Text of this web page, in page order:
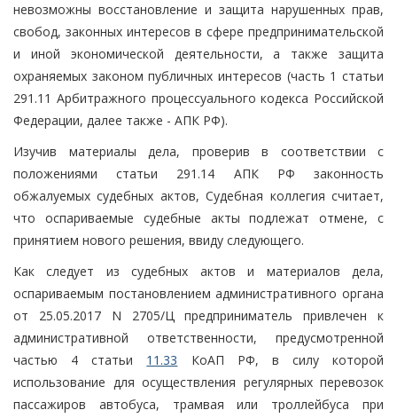
невозможны восстановление и защита нарушенных прав,
свобод, законных интересов в сфере предпринимательской
и иной экономической деятельности, а также защита
охраняемых законом публичных интересов (часть 1 статьи
291.11 Арбитражного процессуального кодекса Российской
Федерации, далее также - АПК РФ).
Изучив материалы дела, проверив в соответствии с
положениями статьи 291.14 АПК РФ законность
обжалуемых судебных актов, Судебная коллегия считает,
что оспариваемые судебные акты подлежат отмене, с
принятием нового решения, ввиду следующего.
Как следует из судебных актов и материалов дела,
оспариваемым постановлением административного органа
от 25.05.2017 N 2705/Ц предприниматель привлечен к
административной ответственности, предусмотренной
частью 4 статьи 11.33 КоАП РФ, в силу которой
использование для осуществления регулярных перевозок
пассажиров автобуса, трамвая или троллейбуса при